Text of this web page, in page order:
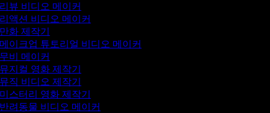
뷰 비디오 메이커
액션 비디오 메이커
화 제작기
이크업 튜토리얼 비디오 메이커
비 메이커
지컬 영화 제작기
직 비디오 제작기
스터리 영화 제작기
려동물 비디오 메이커